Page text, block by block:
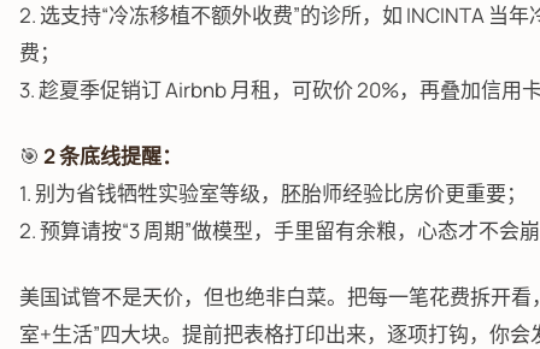
2. 选支持“冷冻移植不额外收费”的诊所，如 INCINTA 当
费；
3. 趁夏季促销订 Airbnb 月租，可砍价 20%，再叠加信用
🎯 2 条底线提醒：
1. 别为省钱牺牲实验室等级，胚胎师经验比房价更重要；
2. 预算请按“3 周期”做模型，手里留有余粮，心态才不会
美国试管不是天价，但也绝非白菜。把每一笔花费拆开看
室+生活”四大块。提前把表格打印出来，逐项打钩，你会